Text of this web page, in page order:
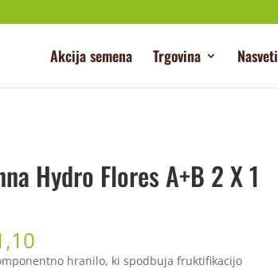
Akcija semena Trgovina Nasveti
Hydro Flores A+B 2 X 1
hranilo, ki spodbuja fruktifikacijo